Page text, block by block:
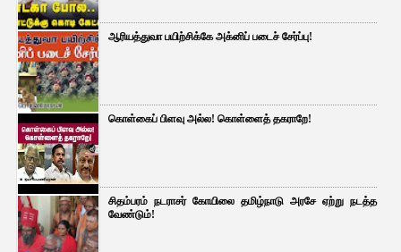
ஆரியத்துவா பயிற்சிக்கே அக்னிப் படைச் சேர்ப்பு!
கொள்கைப் பிளவு அல்ல! கொள்ளைத் தகராறே!
சிதம்பரம் நடராசர் கோயிலை தமிழ்நாடு அரசே ஏற்று நடத்த
வேண்டும்!